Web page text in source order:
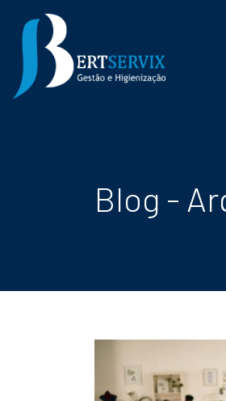
Blog -